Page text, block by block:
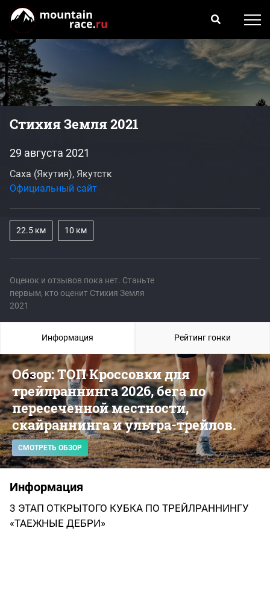
Стихия Земля 2021
Оценок и отзывов пока нет. Станьте
первым, кто оценит Стихия Земля
2021
29 августа 2021
Саха (Якутия), Якутстк
Официальный сайт
22.5 км 10 км
Обзор: ТОП Кроссовки для
трейлраннинга 2026, бега по
пересеченной местности,
скайраннинга и ультра-трейлов.
СМОТРЕТЬ ОБЗОР
Информация
3 ЭТАП ОТКРЫТОГО КУБКА ПО ТРЕЙЛРАННИНГУ
«ТАЕЖНЫЕ ДЕБРИ»
Информация Рейтинг гонки